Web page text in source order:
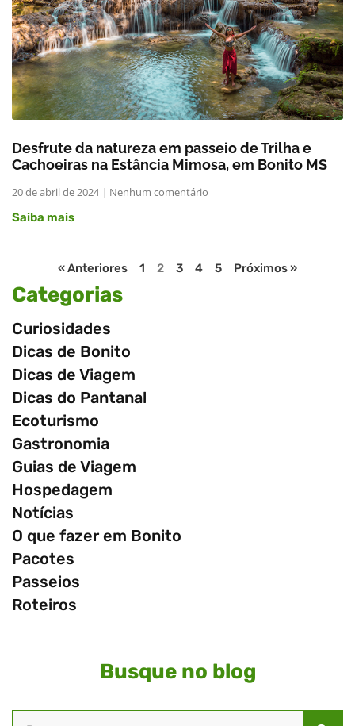
Desfrute da natureza em passeio de Trilha e
Cachoeiras na Estância Mimosa, em Bonito MS
20 de abril de 2024
Nenhum comentário
Saiba mais
« Anteriores 1 2 3 4 5 Próximos »
Categorias
Curiosidades
Dicas de Bonito
Dicas de Viagem
Dicas do Pantanal
Ecoturismo
Gastronomia
Guias de Viagem
Hospedagem
Notícias
O que fazer em Bonito
Pacotes
Passeios
Roteiros
Busque no blog